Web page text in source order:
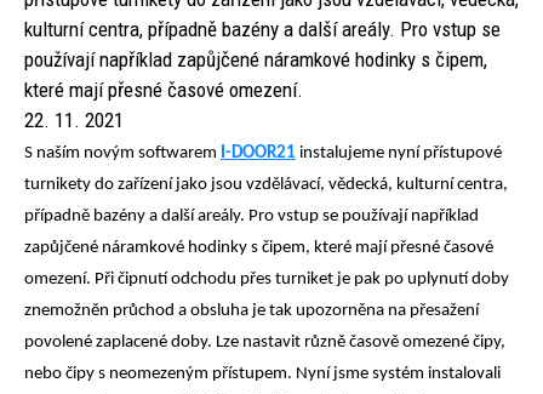
kulturní centra, případně bazény a další areály. Pro vstup se
používají například zapůjčené náramkové hodinky s čipem,
které mají přesné časové omezení.
22. 11. 2021
S naším novým softwarem I-DOOR21 instalujeme nyní přístupové
turnikety do zařízení jako jsou vzdělávací, vědecká, kulturní centra,
případně bazény a další areály. Pro vstup se používají například
zapůjčené náramkové hodinky s čipem, které mají přesné časové
omezení. Při čipnutí odchodu přes turniket je pak po uplynutí doby
znemožněn průchod a obsluha je tak upozorněna na přesažení
povolené zaplacené doby. Lze nastavit různě časově omezené čipy,
nebo čipy s neomezeným přístupem. Nyní jsme systém instalovali